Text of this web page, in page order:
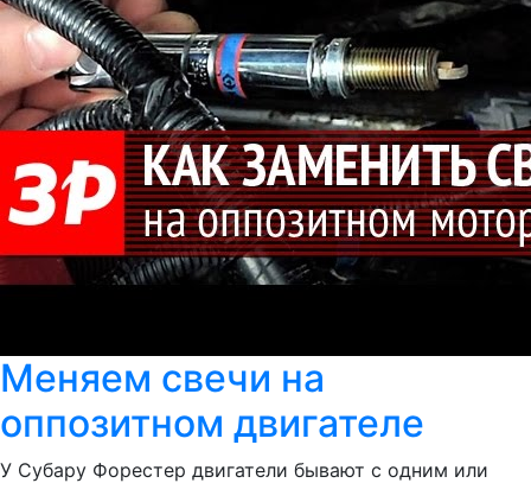
Меняем свечи на
оппозитном двигателе
У Субару Форестер двигатели бывают с одним или